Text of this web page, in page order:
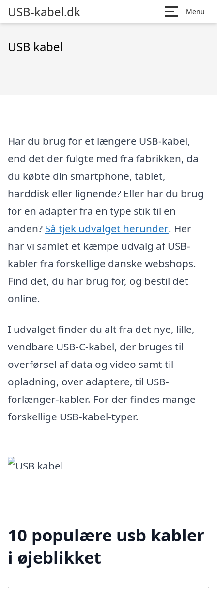
USB-kabel.dk Menu
USB kabel
Har du brug for et længere USB-kabel,
end det der fulgte med fra fabrikken, da
du købte din smartphone, tablet,
harddisk eller lignende? Eller har du brug
for en adapter fra en type stik til en
anden? Så tjek udvalget herunder. Her
har vi samlet et kæmpe udvalg af USB-
kabler fra forskellige danske webshops.
Find det, du har brug for, og bestil det
online.
I udvalget finder du alt fra det nye, lille,
vendbare USB-C-kabel, der bruges til
overførsel af data og video samt til
opladning, over adaptere, til USB-
forlænger-kabler. For der findes mange
forskellige USB-kabel-typer.
10 populære usb kabler
i øjeblikket